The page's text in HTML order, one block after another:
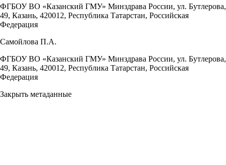
ФГБОУ ВО «Казанский ГМУ» Минздрава России, ул. Бутлерова,
49, Казань, 420012, Республика Татарстан, Российская
Федерация
Самойлова П.А.
ФГБОУ ВО «Казанский ГМУ» Минздрава России, ул. Бутлерова,
49, Казань, 420012, Республика Татарстан, Российская
Федерация
Закрыть метаданные